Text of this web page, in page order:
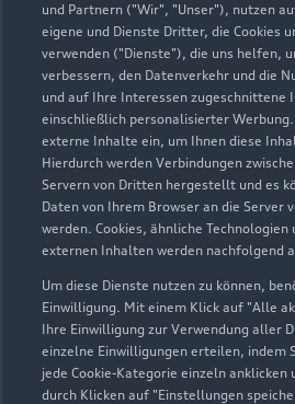
und Partnern ("Wir", "Unser"), nutzen
eigene und Dienste Dritter, die Cookies
verwenden ("Dienste"), die uns helfen,
verbessern, den Datenverkehr und die
und auf Ihre Interessen zugeschnittene
einschließlich personalisierter
externe Inhalte ein, um Ihnen diese
Hierdurch werden Verbindungen
Servern von Dritten hergestellt und es
Daten von Ihrem Browser an die
werden. Cookies, ähnliche Technologien
externen Inhalten werden nachfolgend
Um diese Dienste nutzen zu können,
Einwilligung. Mit einem Klick auf "Alle
Ihre Einwilligung zur Verwendung aller
einzelne Einwilligungen erteilen, indem
jede Cookie-Kategorie einzeln anklicken
durch Klicken auf "Einstellungen
Im Rad 36 - 38
65197 Wiesbaden
0611 989860